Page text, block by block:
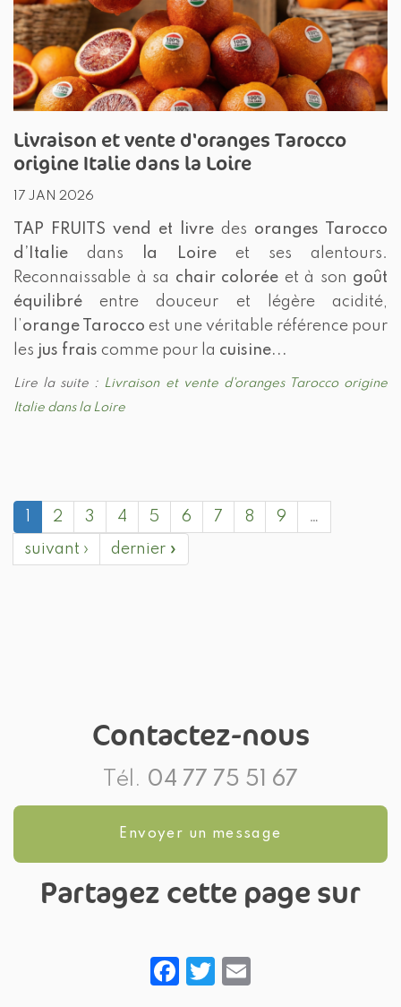
Livraison et vente d'oranges Tarocco
origine Italie dans la Loire
17 JAN 2026
TAP FRUITS vend et livre des oranges Tarocco
d’Italie dans la Loireet ses alentours.
Reconnaissable à sa chair colorée et à son goût
équilibré entre douceur et légère acidité,
l’orange Tarocco est une véritable référence pour
les jus frais comme pour la cuisine...
Lire la suite : Livraison et vente d'oranges Tarocco origine
Italie dans la Loire
2 3 4 5 6 7 8 9
…
suivant ›
dernier »
Contactez-nous
Tél. 04 77 75 51 67
Envoyer un message
Partagez cette page sur
Facebook
Twitter